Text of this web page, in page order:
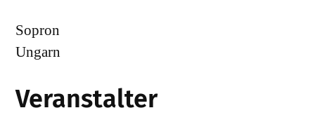
Sopron
Ungarn
Veranstalter